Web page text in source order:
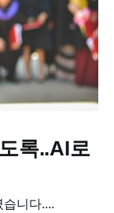
록..AI로
니다....